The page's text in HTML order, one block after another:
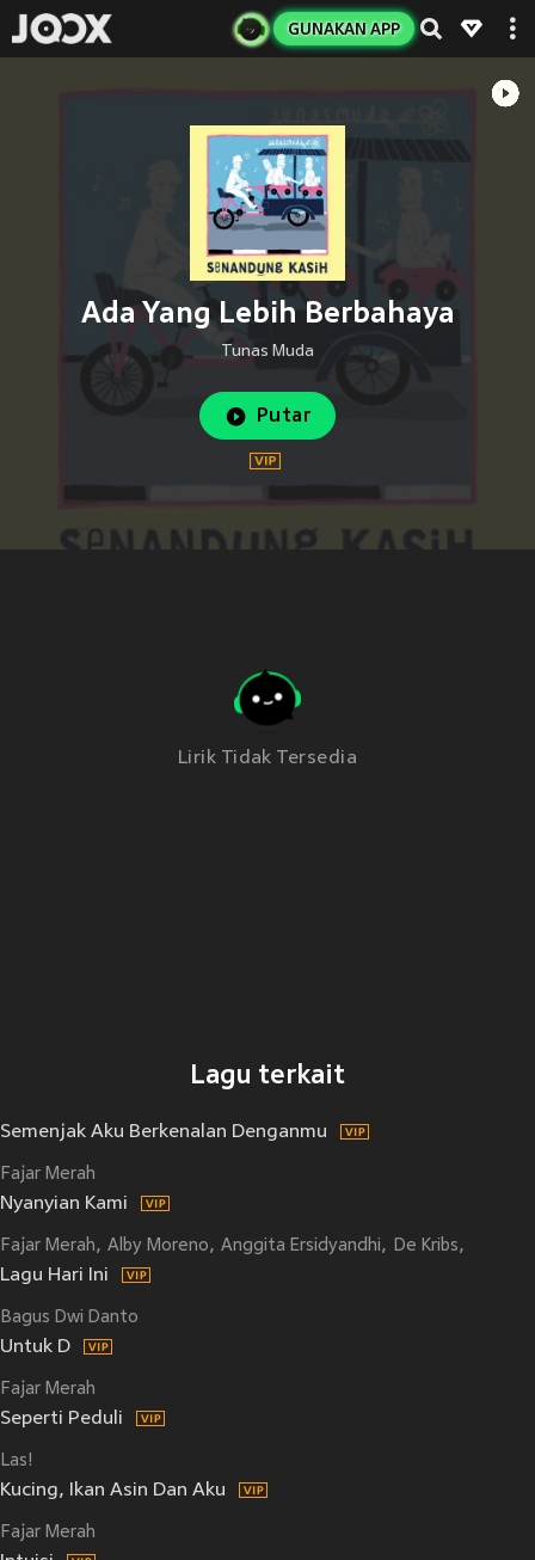
GUNAKAN APP
Ada Yang Lebih Berbahaya
Tunas Muda
Putar
Lirik Tidak Tersedia
Lagu terkait
Semenjak Aku Berkenalan Denganmu
Fajar Merah
Nyanyian Kami
Fajar Merah Alby Moreno Anggita Ersidyandhi De Kribs
Lagu Hari Ini
Bagus Dwi Danto
Untuk D
Fajar Merah
Seperti Peduli
Las!
Kucing, Ikan Asin Dan Aku
Fajar Merah